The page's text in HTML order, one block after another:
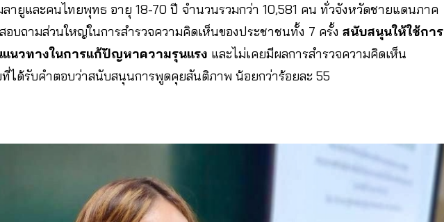
ลายูและคนไทยพุทธ อายุ 18-70 ปี จำนวนรวมกว่า 10,581 คน ทั่วจังหวัดชายแดนภาค
บถามส่วนใหญ่ในการสำรวจความคิดเห็นของประชาชนทั้ง 7 ครั้ง สนับสนุนให้ใช้การ
นวทางในการแก้ปัญหาความรุนแรง และไม่เคยมีผลการสำรวจความคิดเห็น
ที่ได้รับคำตอบว่าสนับสนุนการพูดคุยสันติภาพ น้อยกว่าร้อยละ 55